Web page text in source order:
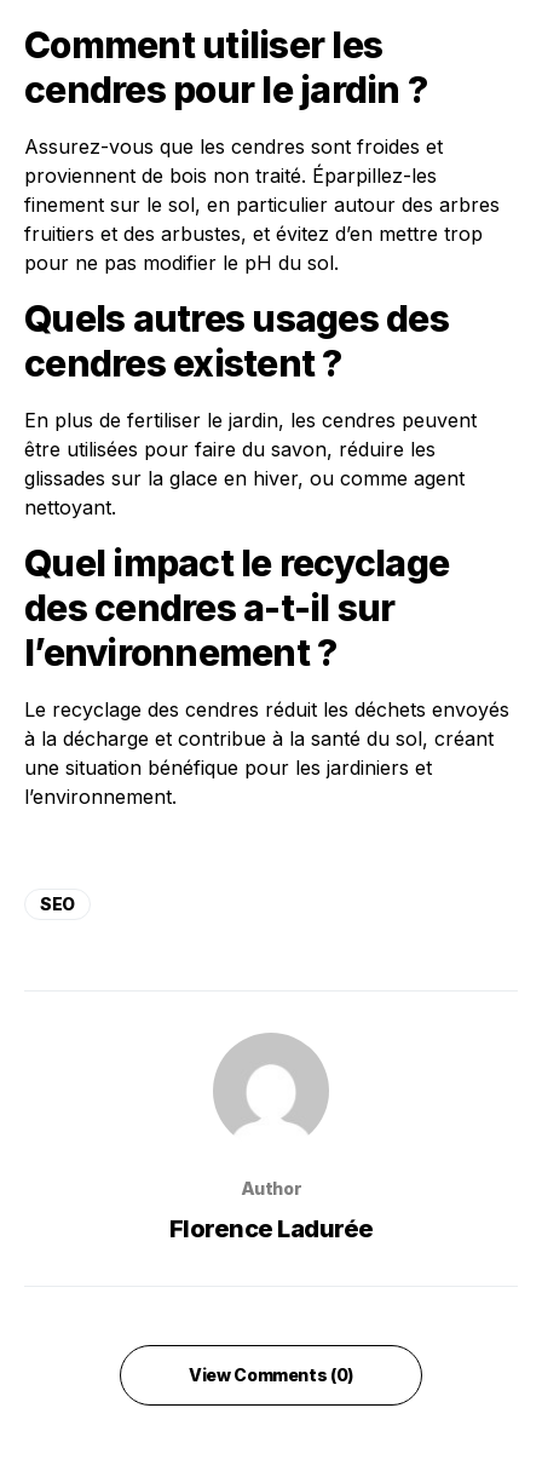
Comment utiliser les
cendres pour le jardin ?
Assurez-vous que les cendres sont froides et
proviennent de bois non traité. Éparpillez-les
finement sur le sol, en particulier autour des arbres
fruitiers et des arbustes, et évitez d’en mettre trop
pour ne pas modifier le pH du sol.
Quels autres usages des
cendres existent ?
En plus de fertiliser le jardin, les cendres peuvent
être utilisées pour faire du savon, réduire les
glissades sur la glace en hiver, ou comme agent
nettoyant.
Quel impact le recyclage
des cendres a-t-il sur
l’environnement ?
Le recyclage des cendres réduit les déchets envoyés
à la décharge et contribue à la santé du sol, créant
une situation bénéfique pour les jardiniers et
l’environnement.
SEO
Author
Florence Ladurée
View Comments (0)